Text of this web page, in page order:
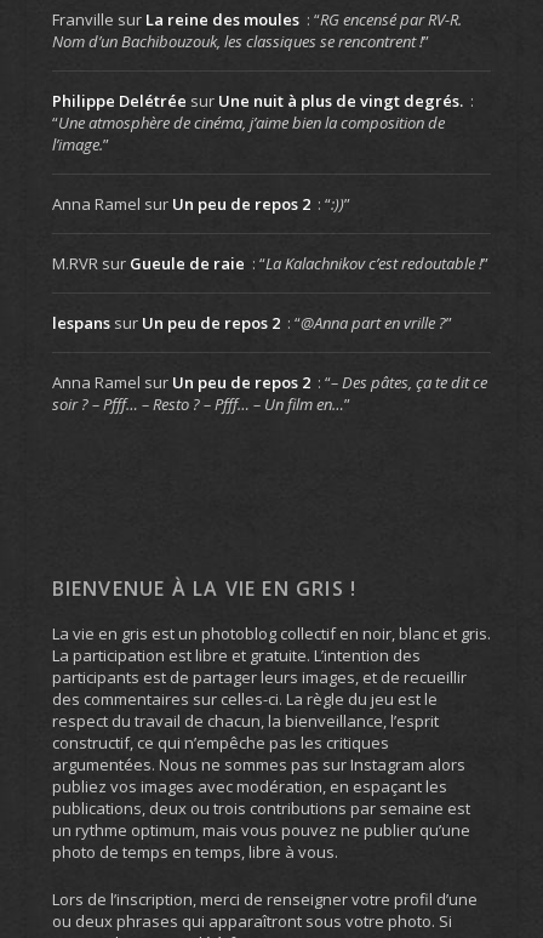
Franville sur La reine des moules : “RG encensé par RV-R.
Nom d’un Bachibouzouk, les classiques se rencontrent !”
Philippe Delétrée sur Une nuit à plus de vingt degrés. :
“Une atmosphère de cinéma, j’aime bien la composition de
l’image.”
Anna Ramel sur Un peu de repos 2 : “:))”
M.RVRsur Gueule de raie : “La Kalachnikov c’est redoutable !”
lespanssur Un peu de repos 2 : “@Anna part en vrille ?”
Anna Ramel sur Un peu de repos 2 : “– Des pâtes, ça te dit ce
soir ? – Pfff… – Resto ? – Pfff… – Un film en…”
BIENVENUE À LA VIE EN GRIS !
La vie en gris est un photoblog collectif en noir, blanc et gris.
La participation est libre et gratuite. L’intention des
participants est de partager leurs images, et de recueillir
des commentaires sur celles-ci. La règle du jeu est le
respect du travail de chacun, la bienveillance, l’esprit
constructif, ce qui n’empêche pas les critiques
argumentées. Nous ne sommes pas sur Instagram alors
publiez vos images avec modération, en espaçant les
publications, deux ou trois contributions par semaine est
un rythme optimum, mais vous pouvez ne publier qu’une
photo de temps en temps, libre à vous.
Lors de l’inscription, merci de renseigner votre profil d’une
ou deux phrases qui apparaîtront sous votre photo. Si